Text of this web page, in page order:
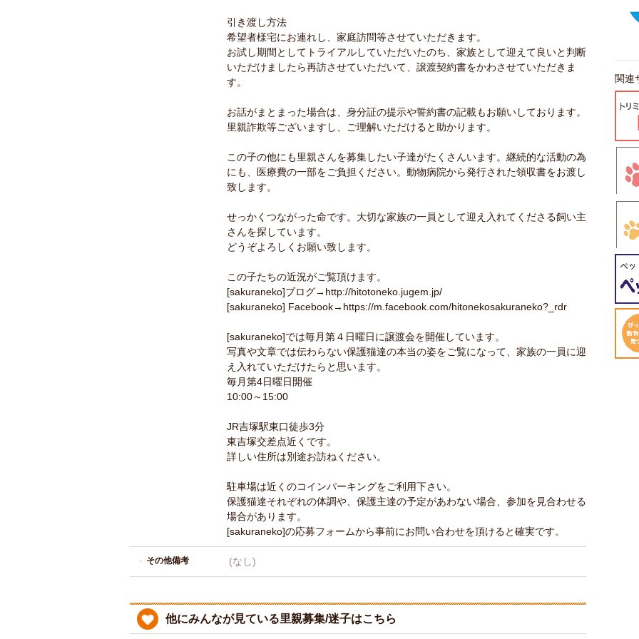
引き渡し方法
希望者様宅にお連れし、家庭訪問等させていただきます。
お試し期間としてトライアルしていただいたのち、家族として迎えて良いと判断
いただけましたら再訪させていただいて、譲渡契約書をかわさせていただきま
す。
お話がまとまった場合は、身分証の提示や誓約書の記載もお願いしております。
里親詐欺等ございますし、ご理解いただけると助かります。
この子の他にも里親さんを募集したい子達がたくさんいます。継続的な活動の為
にも、医療費の一部をご負担ください。動物病院から発行された領収書をお渡し
致します。
せっかくつながった命です。大切な家族の一員として迎え入れてくださる飼い主
さんを探しています。
どうぞよろしくお願い致します。
この子たちの近況がご覧頂けます。
[sakuraneko]ブログ→http://hitotoneko.jugem.jp/
[sakuraneko] Facebook→https://m.facebook.com/hitonekosakuraneko?_rdr
[sakuraneko]では毎月第４日曜日に譲渡会を開催しています。
写真や文章では伝わらない保護猫達の本当の姿をご覧になって、家族の一員に迎
え入れていただけたらと思います。
毎月第4日曜日開催
10:00～15:00
JR吉塚駅東口徒歩3分
東吉塚交差点近くです。
詳しい住所は別途お訪ねください。
駐車場は近くのコインパーキングをご利用下さい。
保護猫達それぞれの体調や、保護主達の予定があわない場合、参加を見合わせる
場合があります。
[sakuraneko]の応募フォームから事前にお問い合わせを頂けると確実です。
その他備考 (なし)
他にみんなが見ている里親募集/迷子はこちら
関連